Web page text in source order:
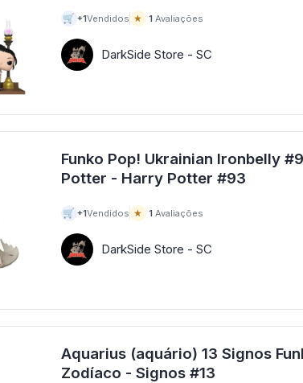
🛒 +1Vendidos ★ 1 Avaliações
DarkSide Store - SC
Funko Pop! Ukrainian Ironbelly
Potter - Harry Potter #93
🛒 +1Vendidos ★ 1 Avaliações
DarkSide Store - SC
Aquarius (aquário) 13 Signos
Zodíaco - Signos #13